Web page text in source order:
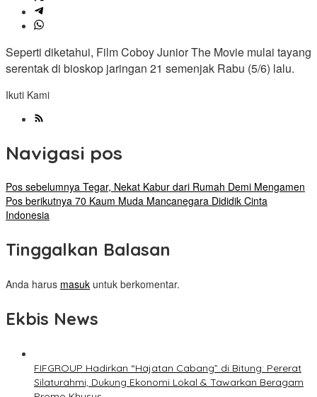
Seperti diketahui, Film Coboy Junior The Movie mulai tayang
serentak di bioskop jaringan 21 semenjak Rabu (5/6) lalu.
Ikuti Kami
Navigasi pos
Pos sebelumnya Tegar, Nekat Kabur dari Rumah Demi Mengamen
Pos berikutnya 70 Kaum Muda Mancanegara Dididik Cinta
Indonesia
Tinggalkan Balasan
Anda harus masuk untuk berkomentar.
Ekbis News
FIFGROUP Hadirkan “Hajatan Cabang” di Bitung: Pererat
Silaturahmi, Dukung Ekonomi Lokal & Tawarkan Beragam